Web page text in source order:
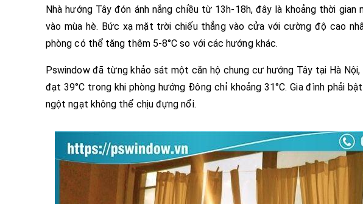
Nhà hướng Tây đón ánh nắng chiều từ 13h-18h, đây là khoảng thời
vào mùa hè. Bức xạ mặt trời chiếu thẳng vào cửa với cường độ cao
phòng có thể tăng thêm 5-8°C so với các hướng khác.
Pswindow đã từng khảo sát một căn hộ chung cư hướng Tây tại Hà
đạt 39°C trong khi phòng hướng Đông chỉ khoảng 31°C. Gia đình phải
ngột ngạt không thể chịu đựng nổi.